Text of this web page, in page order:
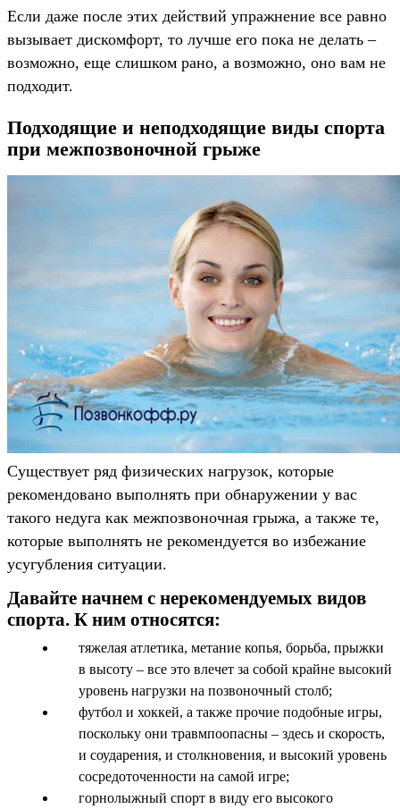
Если даже после этих действий упражнение все равно
вызывает дискомфорт, то лучше его пока не делать –
возможно, еще слишком рано, а возможно, оно вам не
подходит.
Подходящие и неподходящие виды спорта
при межпозвоночной грыже
Существует ряд физических нагрузок, которые
рекомендовано выполнять при обнаружении у вас
такого недуга как межпозвоночная грыжа, а также те,
которые выполнять не рекомендуется во избежание
усугубления ситуации.
Давайте начнем с нерекомендуемых видов
спорта. К ним относятся:
тяжелая атлетика, метание копья, борьба, прыжки
в высоту – все это влечет за собой крайне высокий
уровень нагрузки на позвоночный столб;
футбол и хоккей, а также прочие подобные игры,
поскольку они травмпоопасны – здесь и скорость,
и соударения, и столкновения, и высокий уровень
сосредоточенности на самой игре;
горнолыжный спорт в виду его высокого